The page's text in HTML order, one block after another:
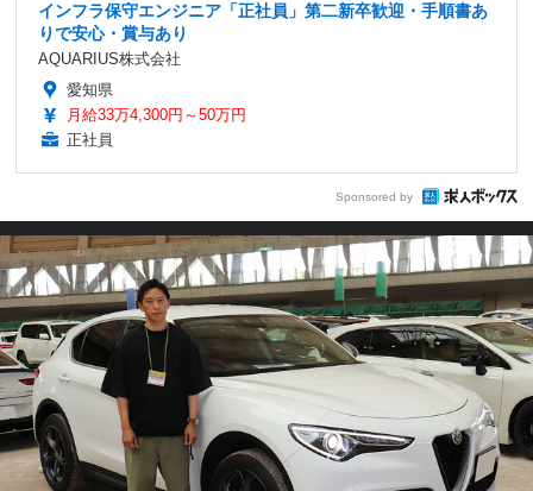
インフラ保守エンジニア「正社員」第二新卒歓迎・手順書あ
りで安心・賞与あり
AQUARIUS株式会社
愛知県
月給33万4,300円～50万円
正社員
Sponsored by